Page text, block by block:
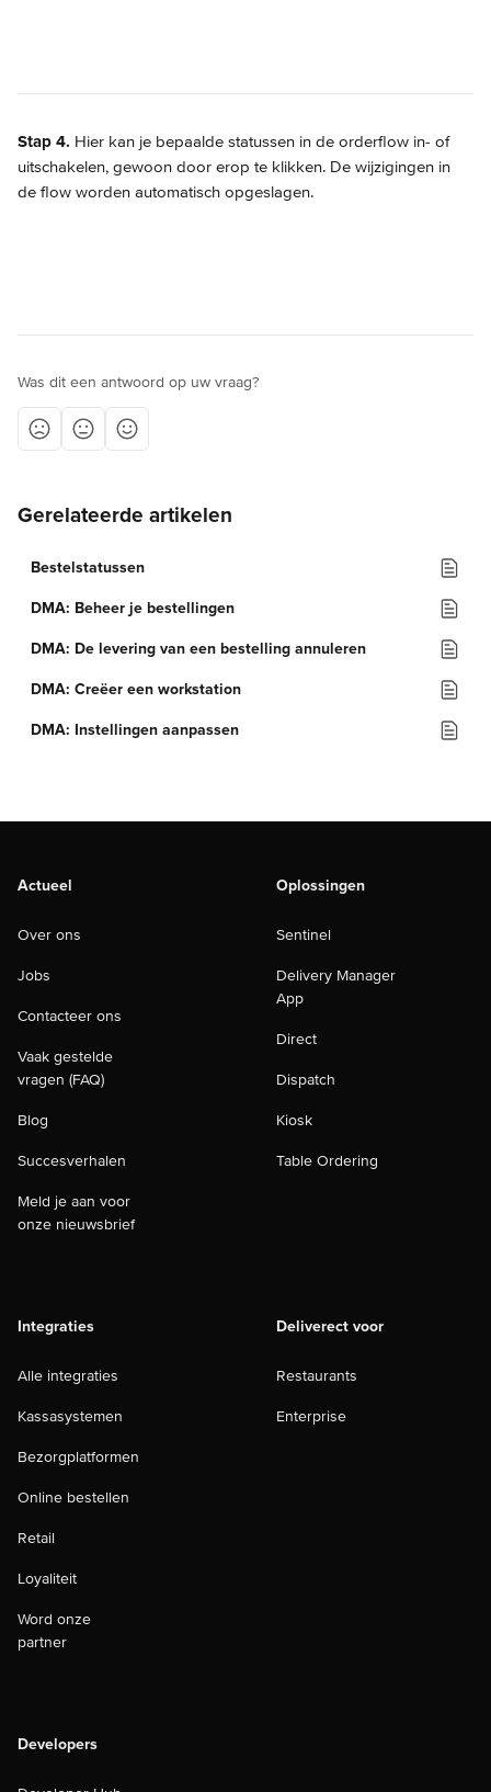
Stap 4. Hier kan je bepaalde statussen in de orderflow in- of
uitschakelen, gewoon door erop te klikken. De wijzigingen in
de flow worden automatisch opgeslagen.
Was dit een antwoord op uw vraag?
Gerelateerde artikelen
Bestelstatussen
DMA: Beheer je bestellingen
DMA: De levering van een bestelling annuleren
DMA: Creëer een workstation
DMA: Instellingen aanpassen
Actueel
Over ons
Jobs
Contacteer ons
Vaak gestelde
vragen (FAQ)
Blog
Succesverhalen
Meld je aan voor
onze nieuwsbrief
Oplossingen
Sentinel
Delivery Manager
App
Direct
Dispatch
Kiosk
Table Ordering
Integraties
Alle integraties
Kassasystemen
Bezorgplatformen
Online bestellen
Retail
Loyaliteit
Word onze
partner
Deliverect voor
Restaurants
Enterprise
Developers